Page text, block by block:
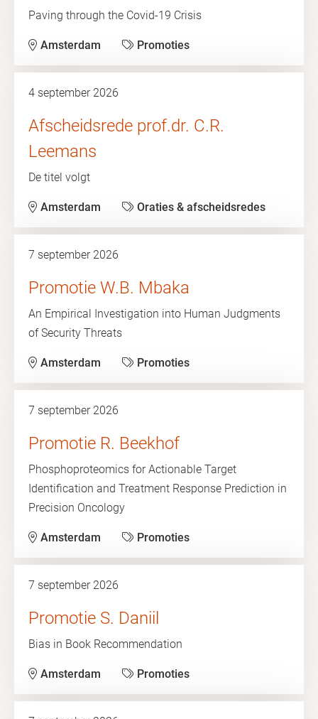
Paving through the Covid-19 Crisis
Amsterdam Promoties
4 september 2026
Afscheidsrede prof.dr. C.R.
Leemans
De titel volgt
Amsterdam Oraties & afscheidsredes
7 september 2026
Promotie W.B. Mbaka
An Empirical Investigation into Human Judgments
of Security Threats
Amsterdam Promoties
7 september 2026
Promotie R. Beekhof
Phosphoproteomics for Actionable Target
Identification and Treatment Response Prediction in
Precision Oncology
Amsterdam Promoties
7 september 2026
Promotie S. Daniil
Bias in Book Recommendation
Amsterdam Promoties